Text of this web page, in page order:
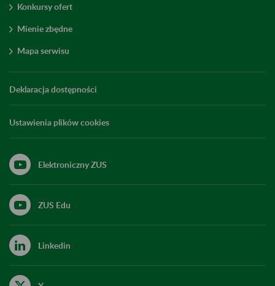
Konkursy ofert
Mienie zbędne
Mapa serwisu
Deklaracja dostępności
Ustawienia plików cookies
Elektroniczny ZUS
ZUS Edu
Linkedin